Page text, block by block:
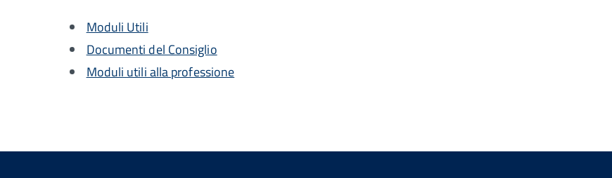
Moduli Utili
Documenti del Consiglio
Moduli utili alla professione